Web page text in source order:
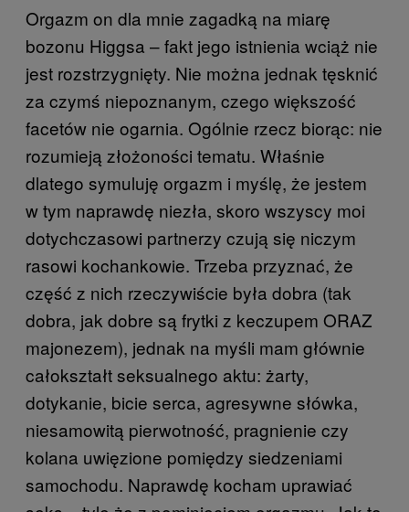
Orgazm on dla mnie zagadką na miarę
bozonu Higgsa – fakt jego istnienia wciąż nie
jest rozstrzygnięty. Nie można jednak tęsknić
za czymś niepoznanym, czego większość
facetów nie ogarnia. Ogólnie rzecz biorąc: nie
rozumieją złożoności tematu. Właśnie
dlatego symuluję orgazm i myślę, że jestem
w tym naprawdę niezła, skoro wszyscy moi
dotychczasowi partnerzy czują się niczym
rasowi kochankowie. Trzeba przyznać, że
część z nich rzeczywiście była dobra (tak
dobra, jak dobre są frytki z keczupem ORAZ
majonezem), jednak na myśli mam głównie
całokształt seksualnego aktu: żarty,
dotykanie, bicie serca, agresywne słówka,
niesamowitą pierwotność, pragnienie czy
kolana uwięzione pomiędzy siedzeniami
samochodu. Naprawdę kocham uprawiać